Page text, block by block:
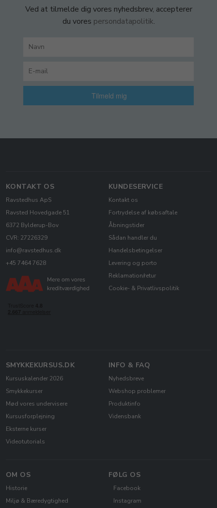
Ved at tilmelde dig vores nyhedsbrev, accepterer
du vores persondatapolitik.
Tilmeld mig
KONTAKT OS
Ravstedhus ApS
Ravsted Hovedgade 51
6372 Bylderup-Bov
CVR: 27226329
info@ravstedhus.dk
+45 7464 7628
KUNDESERVICE
Kontakt os
Fortrydelse af købsaftale
Åbningstider
Sådan handler du
Handelsbetingelser
Levering og porto
Reklamation/retur
Cookie- & Privatlivspolitik
SMYKKEKURSUS.DK
Kursuskalender 2026
Smykkekurser
Mød vores undervisere
Kursusforplejning
Eksterne kurser
Videotutorials
INFO & FAQ
Nyhedsbreve
Webshop problemer
Produktinfo
Vidensbank
OM OS
Historie
Miljø & Bæredygtighed
FØLG OS
Facebook
Instagram